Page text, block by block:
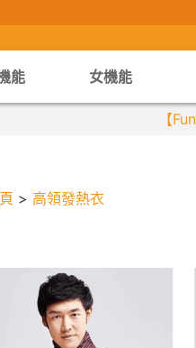
能 女機能
> 高領發熱衣